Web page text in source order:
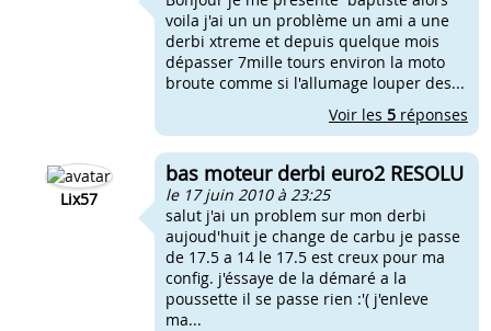
voila j'ai un un problème un ami a une
derbi xtreme et depuis quelque mois
dépasser 7mille tours environ la moto
broute comme si l'allumage louper des...
Voir les 5 réponses
Lix57
bas moteur derbi euro2 RESOLU
le 17 juin 2010 à 23:25
salut j'ai un problem sur mon derbi
aujoud'huit je change de carbu je passe
de 17.5 a 14 le 17.5 est creux pour ma
config. j'éssaye de la démaré a la
poussette il se passe rien :'( j'enleve
ma...